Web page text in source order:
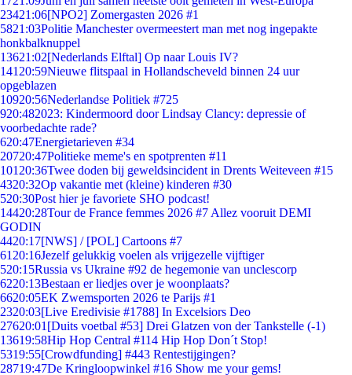
23421:06[NPO2] Zomergasten 2026 #1
5821:03Politie Manchester overmeestert man met nog ingepakte
honkbalknuppel
13621:02[Nederlands Elftal] Op naar Louis IV?
141 20:59Nieuwe flitspaal in Hollandscheveld binnen 24 uur
opgeblazen
10920:56Nederlandse Politiek #725
920:482023: Kindermoord door Lindsay Clancy: depressie of
voorbedachte rade?
620:47Energietarieven #34
20720:47Politieke meme's en spotprenten #11
101 20:36Twee doden bij geweldsincident in Drents Weiteveen #15
4320:32Op vakantie met (kleine) kinderen #30
520:30Post hier je favoriete SHO podcast!
14420:28Tour de France femmes 2026 #7 Allez vooruit DEMI
GODIN
4420:17[NWS] / [POL] Cartoons #7
61 20:16Jezelf gelukkig voelen als vrijgezelle vijftiger
520:15Russia vs Ukraine #92 de hegemonie van unclescorp
6220:13Bestaan er liedjes over je woonplaats?
6620:05EK Zwemsporten 2026 te Parijs #1
2320:03[Live Eredivisie #1788] In Excelsiors Deo
27620:01 [Duits voetbal #53] Drei Glatzen von der Tankstelle (-1)
13619:58Hip Hop Central #114 Hip Hop Don´t Stop!
5319:55[Crowdfunding] #443 Rentestijgingen?
28719:47De Kringloopwinkel #16 Show me your gems!